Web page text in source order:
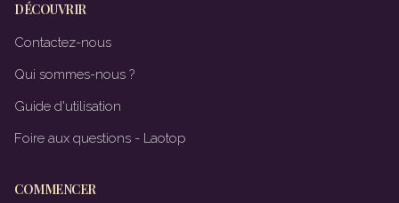
DÉCOUVRIR
Contactez-nous
Qui sommes-nous ?
Guide d'utilisation
Foire aux questions - Laotop
COMMENCER